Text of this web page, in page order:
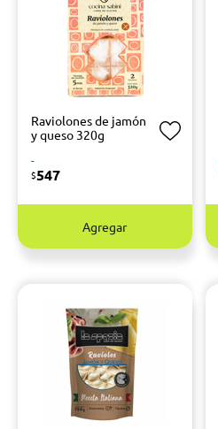
Raviolones de jamón
y queso 320g
-
$547
Agregar